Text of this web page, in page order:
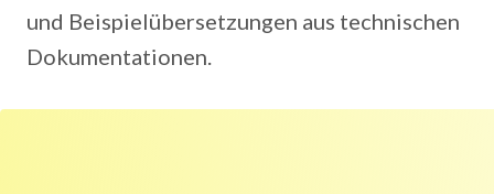
und Beispielübersetzungen aus technischen
Dokumentationen.